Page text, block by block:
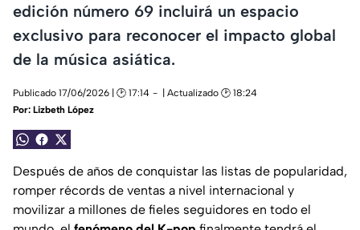
edición número 69 incluirá un espacio
exclusivo para reconocer el impacto global
de la música asiática.
Publicado 17/06/2026 | 🕑 17:14
| Actualizado 🕑 18:24
Por: Lizbeth López
Después de años de conquistar las listas de popularidad,
romper récords de ventas a nivel internacional y
movilizar a millones de fieles seguidores en todo el